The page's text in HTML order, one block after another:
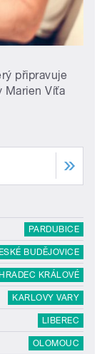
připravuje
Marien Víťa
PARDUBICE
BUDĚJOVICE
HRADEC KRÁLOVÉ
KARLOVY VARY
LIBEREC
OLOMOUC